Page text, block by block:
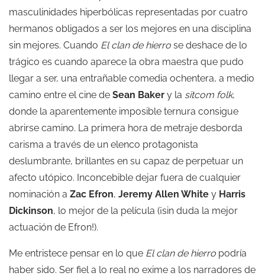
masculinidades hiperbólicas representadas por cuatro
hermanos obligados a ser los mejores en una disciplina
sin mejores. Cuando El clan de hierro se deshace de lo
trágico es cuando aparece la obra maestra que pudo
llegar a ser, una entrañable comedia ochentera, a medio
camino entre el cine de Sean Baker y la sitcom folk,
donde la aparentemente imposible ternura consigue
abrirse camino. La primera hora de metraje desborda
carisma a través de un elenco protagonista
deslumbrante, brillantes en su capaz de perpetuar un
afecto utópico. Inconcebible dejar fuera de cualquier
nominación a Zac Efron, Jeremy Allen White y Harris
Dickinson, lo mejor de la película (¡sin duda la mejor
actuación de Efron!).
Me entristece pensar en lo que El clan de hierro podría
haber sido. Ser fiel a lo real no exime a los narradores de